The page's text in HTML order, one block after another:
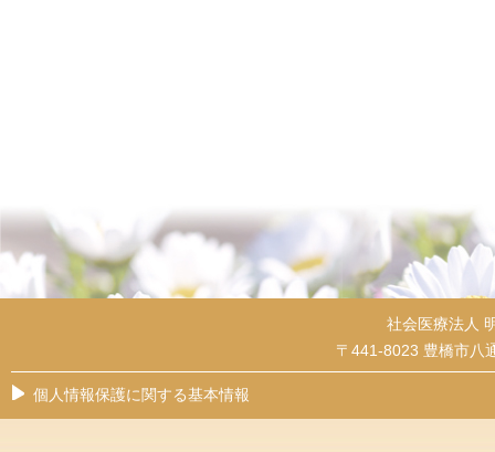
社会医療法人
〒441-8023 豊橋市八
個人情報保護に関する基本情報